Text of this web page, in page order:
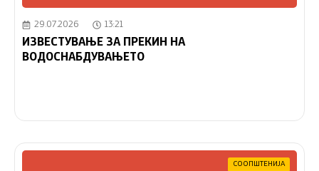
29.07.2026 13:21
ИЗВЕСТУВАЊЕ ЗА ПРЕКИН НА
ВОДОСНАБДУВАЊЕТО
СООПШТЕНИЈА